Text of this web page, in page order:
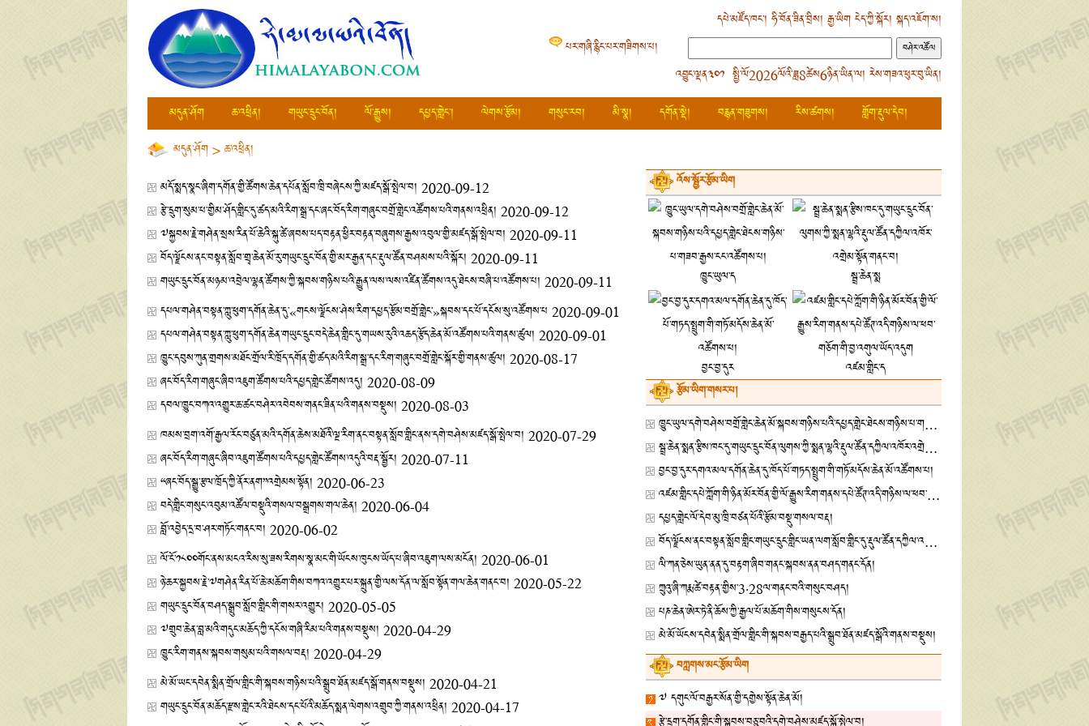
དཔེ་མཛོད་ཁང་། ཧི་བོན་ཟིན་བྲིས། རྒྱ་ཡིགངེད་ཀྱི་སྐོར། སྐད་འཇོག་ས།
པར་གཞི་རྙིང་པར་གཟིགས་པ།
འབྱུང་ལྡན༣༠༡ སྤྱི་ལོ2026ལོའི་ཟླ8ཚེས6ཉིན་ཡིན་ལ། རེས་གཟའ་ཕུར་བུ་ཡིན།
མདུན་ཤོག
ཆ་འཕྲིན། གཡུང་དྲུང་བོན། ལོ་རྒྱུས། དཔྱད་གླེང་། ལེགས་རྩོམ། གསུང་རབ། མི་སྣ། དགོན་སྡེ། བརྙན་གཟུགས། རིས་ཚགས།
གློག་རྡུལ་དེབ།
མདུན་ཤོག>ཆ་འཕྲིན།
མདོ་སྨད་སྣང་ཞིག་དགོན་གྱི་ཚོགས་ཆེན་དཔོན་སློབ་ཁྲི་བཞེངས་ཀྱི་མཛད་སྒོ་སྤེལ་བ། 2020-09-12
རྩེ་དྲུག་སུམ་པ་གྱིམ་ཤོད་གླིང་དུ་ཚད་མའི་རིག་སྒྲ་དང་ཞང་བོད་རིག་གཞུང་བགྲོ་གླེང་འཚོགས་པའི་གནས་འཕྲིན། 2020-09-12
༧སྐྱབས་རྗེ་གཤེན་སྲས་རིན་པོ་ཆེའི་སྐུ་ཚེ་ཞབས་པད་བརྟན་ཕྱིར་བརྟན་བཞུགས་རྒྱས་འབུལ་གྱི་མཛད་སྒོ་སྤེལ་བ། 2020-09-11
བོད་ལྗོངས་ནང་བསྟན་སློབ་གྲྭ་ཆེན་མོ་རུ་གཡུང་དྲུང་བོན་གྱི་མར་རྒྱན་དང་རྡུལ་ཚོན་བཤམས་པའི་སྐོར། 2020-09-11
གཡུང་དྲུང་བོན་མཉམ་འབྲེལ་ལྷན་ཚོགས་ཀྱི་སྐབས་གཉིས་པའི་རྒྱུན་ལས་ལས་འཛིན་ཚོགས་འདུ་ཐེངས་བཞི་པ་འཚོགས་པ། 2020-09-11
དཔལ་གཤེན་བསྟན་ཀླུ་ཕུག་དགོན་ཆེན་དུ་«གངས་ལྗོངས་ཤེས་རིག་དཔྱད་རྩོམ་བགྲོ་གླེང་»སྐབས་དང་པོ་དངོས་སུ་འཚོགས་པ 2020-09-01
དཔལ་གཤེན་བསྟན་ཀླུ་ཕུག་དགོན་ཆེན་གཡུང་དྲུང་བདེ་ཆེན་གླིང་དུ་གཡས་རུའི་འཆད་རྩོད་ཆེན་མོ་འཚོགས་པའི་གནས་ཚུལ། 2020-09-01
ཁྱུང་དབུས་ཀུན་གྲགས་མཐོང་གྲོལ་རི་ཁྲོད་དགོན་གྱི་ཚད་མའི་རིག་སྒྲ་དང་རིག་གཞུང་བགྲོ་གླེང་སྐོར་གྱི་གནས་ཚུལ། 2020-08-17
ཞང་བོད་རིག་གཞུང་ཞིབ་འཇུག་ཚོགས་པའི་དཔྱད་གླེང་ཚོགས་འདུ། 2020-08-09
དབལ་ཁྱུང་བཀའ་འགྱུར་ཆ་ཚང་བཤེར་འབེབས་གནང་ཟིན་པའི་གནས་བསྡུས། 2020-08-03
ཁམས་བྲག་འགོ་རྒྱལ་རོང་བཙུན་མའི་དགོན་ཆེས་མཐོའི་ལྔ་རིག་ནང་བསྟན་སློབ་གླིང་ནས་དགེ་བཤེས་མཛད་སྒོ་སྤེལ་བ། 2020-07-29
ཞང་བོད་རིག་གཞུང་ཞིབ་འཇུག་ཚོགས་པའི་དཔྱད་གླེང་ཚོགས་འདུའི་བརྡ་སྦྱོར། 2020-07-11
“ཞང་བོད་སྒྱུ་རྩལ་ཁྲོད་ཀྱི་ནོར་ནག”འགྲེམས་སྟོན། 2020-06-23
བདེ་གླིང་གསུང་འབུམ་འཚོལ་བསྡུའི་གསལ་བསྒྲགས་གལ་ཆེན། 2020-06-04
བློ་འབྱེད་དྲ་བ་ཤར་གཏོང་གནང་བ། 2020-06-02
ལོ་ངོ་༡༨༠༠གོང་ནས་མངའ་རིས་སུ་ཟས་རིགས་སྣ་མང་གི་ཡོངས་ཁུངས་ཡོད་པ་ཞིབ་འཇུག་ལས་མངོན། 2020-06-01
ཉེ་ཆར་སྐྱབས་རྗེ་༧གཤེན་རིན་པོ་ཆེ་མཆོག་གིས་བཀའ་འགྱུར་པར་སྐྲུན་གྱི་ལས་དོན་ལ་སློབ་སྟོན་གལ་ཆེན་གནང་བ། 2020-05-22
གཡུང་དྲུང་བོན་བཤད་སྒྲུབ་སློབ་གླིང་གི་གསར་འགྱུར། 2020-05-05
​༧གྲུབ་ཆེན་བླ་མའི་གདུང་མཆོད་ཀྱི་དངོས་གཞི་རིམ་པའི་གནས་བསྡུས། 2020-04-29
ཁྱུང་རིག་གནས་སྐབས་གསུམ་པའི་གསལ་བརྡ། 2020-04-29
མེ་མོ་ཡང་དབེན་སྨིན་གྲོལ་གླིང་གི་སྐབས་གཉིས་པའི་སྒྲུབ་ཐོན་མཛད་སྒོ་གནས་བསྡུས། 2020-04-21
གཡུང་དྲུང་བོན་མཆོད་རྫས་གླེང་རའི་ཐེངས་དང་པོའི་མཆོད་སྨན་ལེགས་འགྲུབ་ཀྱི་གནས་འཕྲིན། 2020-04-17
འོས་སྦྱོར་རྩོམ་ཡིག
ཁྱུང་ཡུལ་ད སྦྲ་ཆེན་སྨ
བྱང་བྱ་དུར
འཛམ་གླིང་ད
རྩོམ་ཡིག་གསར་པ།
ཁྱུང་ཡུལ་དགེ་བཤེས་བགྲོ་གླེང་ཆེན་མོ་སྐབས་གཉིས་པའི་དཔྱད་གླེང་ཐེངས་གཉིས་པ་གཟབ་རྒྱས་ངང་འཚོགས་པ།
སྦྲ་ཆེན་སྨན་རྩིས་ཁང་དུ་གཡུང་དྲུང་བོན་ལུགས་ཀྱི་སྨན་ལྷའི་རྡུལ་ཚོན་དཀྱིལ་འཁོར་འགྲེམ་སྟོན་གནང་བ།
བྱང་བྱ་དུར་དགའ་མལ་དགོན་ཆེན་དུ་ཁོད་པོ་གཏད་སྤྲུག་གི་གཏོ་མདོས་ཆེན་མོ་འཚོགས་པ།
འཛམ་གླིང་དཔེ་ཀློག་གི་ཉིན་མོར་བོན་གྱི་ལོ་རྒྱུས་རིག་གནས་དཔེ་ཚོཊ་འདི་གཉིས་ལ་ཕབ་གཅོག་གི་བྱ་འགུལ་ཡོད་འདུག
དཔྱད་གླེང་ལོ་དེབ་མུ་ཁྲི་བཙན་པོའི་རྩོམ་བསྡུ་གསལ་བརྡ།
བོད་ལྗོངས་ནང་བསྟན་སློབ་གླིང་གཡུང་དྲུང་གླིང་ཡན་ལག་སློབ་གླིང་དུ་རྡུལ་ཚོན་དཀྱིལ་འཁོར་འགྲེམས་སྟོན་གནང་བ།
ལི་ཀན་ཅེས་ཡུན་ནན་དུ་བརྟག་ཞིབ་གནང་སྐབས་ནན་བཤད་གནང་དོན།
ཀྲུའུ་ཞི་ཀརྨ་ཚེ་བརྟན་གྱིས་3·28ལ་གནང་བའི་གསུང་བཤད།
པཎ་ཆེན་ཨེར་ཏེ་ནི་ཆོས་ཀྱི་རྒྱལ་པོ་མཆོག་གིས་གསུངས་དོན།
མེ་མོ་ཡོངས་དབེན་སྨིན་གྲོལ་གླིང་གི་སྐབས་བརྒྱད་པའི་སྒྲུབ་ཐོན་མཛད་སྒོའི་གནས་བསྡུས།
བཀླགས་མང་རྩོམ་ཡིག
༧ དགུང་ལོ་བརྒྱར་སོན་གྱི་དགྱེས་སྟོན་ཆེན་མོ།